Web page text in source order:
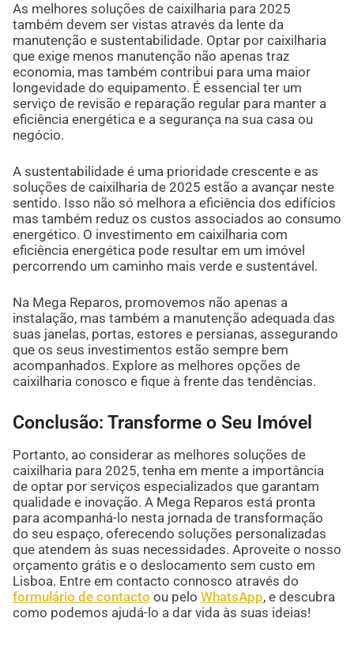
As melhores soluções de caixilharia para 2025
também devem ser vistas através da lente da
manutenção e sustentabilidade. Optar por caixilharia
que exige menos manutenção não apenas traz
economia, mas também contribui para uma maior
longevidade do equipamento. É essencial ter um
serviço de revisão e reparação regular para manter a
eficiência energética e a segurança na sua casa ou
negócio.
A sustentabilidade é uma prioridade crescente e as
soluções de caixilharia de 2025 estão a avançar neste
sentido. Isso não só melhora a eficiência dos edifícios
mas também reduz os custos associados ao consumo
energético. O investimento em caixilharia com
eficiência energética pode resultar em um imóvel
percorrendo um caminho mais verde e sustentável.
Na Mega Reparos, promovemos não apenas a
instalação, mas também a manutenção adequada das
suas janelas, portas, estores e persianas, assegurando
que os seus investimentos estão sempre bem
acompanhados. Explore as melhores opções de
caixilharia conosco e fique à frente das tendências.
Conclusão: Transforme o Seu Imóvel
Portanto, ao considerar as melhores soluções de
caixilharia para 2025, tenha em mente a importância
de optar por serviços especializados que garantam
qualidade e inovação. A Mega Reparos está pronta
para acompanhá-lo nesta jornada de transformação
do seu espaço, oferecendo soluções personalizadas
que atendem às suas necessidades. Aproveite o nosso
orçamento grátis e o deslocamento sem custo em
Lisboa. Entre em contacto connosco através do
formulário de contacto ou pelo WhatsApp, e descubra
como podemos ajudá-lo a dar vida às suas ideias!